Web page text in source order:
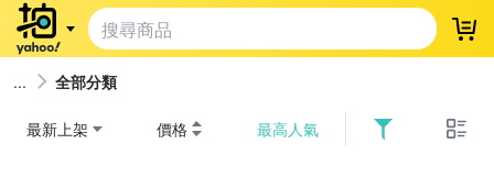
登
全部分類
最新上架 價格 最高人氣